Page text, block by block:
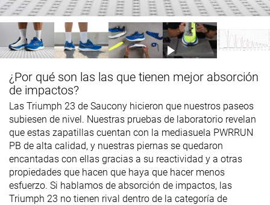
¿Por qué son las las que tienen mejor absorción
de impactos?
Las Triumph 23 de Saucony hicieron que nuestros paseos
subiesen de nivel. Nuestras pruebas de laboratorio revelan
que estas zapatillas cuentan con la mediasuela PWRRUN
PB de alta calidad, y nuestras piernas se quedaron
encantadas con ellas gracias a su reactividad y a otras
propiedades que hacen que haya que hacer menos
esfuerzo. Si hablamos de absorción de impactos, las
Triumph 23 no tienen rival dentro de la categoría de